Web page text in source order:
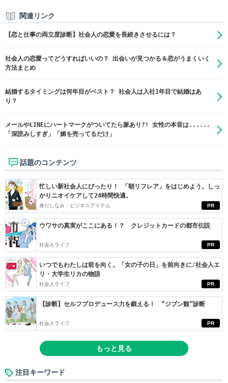
関連リンク
【恋と仕事の両立度診断】社会人の恋愛を長続きさせるには？
社会人の恋愛ってどうすればいいの？ 出会いが見つかる＆恋がうまくいく
方法まとめ
結婚するタイミングは何年目がベスト？ 社会人は入社1年目で結婚はあ
り？
メールやLINEにハートマークがついてたら脈あり?! 女性の本音は......
「深読みしすぎ」「媚を売ってるだけ」
話題のコンテンツ
PR
忙しい新社会人にぴったり！ 「朝リフレア」をはじめよう。しっ
かりニオイケアして24時間快適。
身だしなみ・ビジネスアイテム
PR
ウワサの真実がここにある！？ クレジットカードの都市伝説
社会人ライフ
PR
いつでもわたしは前を向く。「女の子の日」を前向きに♪社会人エ
リ・大学生リカの物語
社会人ライフ
PR
【診断】セルフプロデュース力を鍛える！ “ジブン観”診断
社会人ライフ
もっと見る
注目キーワード